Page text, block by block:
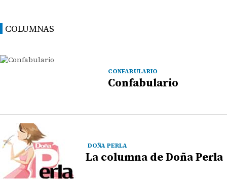
COLUMNAS
CONFABULARIO
Confabulario
DOÑA PERLA
La columna de Doña Perla